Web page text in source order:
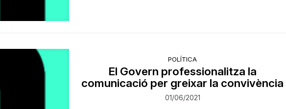
POLÍTICA
El Govern professionalitza la
comunicació per greixar la convivència
01/06/2021